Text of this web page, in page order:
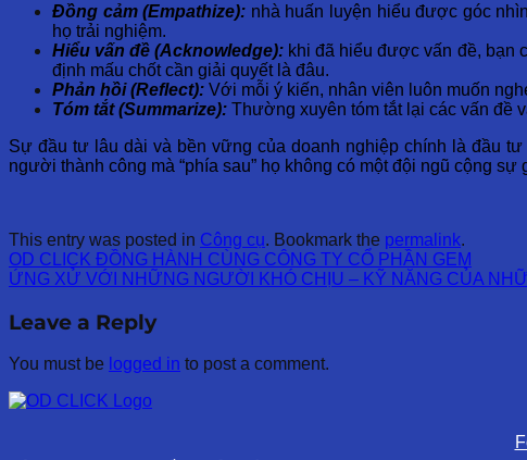
Đồng cảm (Empathize): nhà huấn luyện hiểu được góc
họ trải nghiệm.
Hiểu vấn đề (Acknowledge): khi đã hiểu được vấn đề, bạn
định mấu chốt cần giải quyết là đâu.
Phản hồi (Reflect): Với mỗi ý kiến, nhân viên luôn muốn
Tóm tắt (Summarize): Thường xuyên tóm tắt lại các vấn đề
Sự đầu tư lâu dài và bền vững của doanh nghiệp chính là đầu
người thành công mà “phía sau” họ không có một đội ngũ cộng
This entry was posted in Công cụ. Bookmark the permalink.
OD CLICK ĐỒNG HÀNH CÙNG CÔNG TY CỔ PHẦN GEM
ỨNG XỬ VỚI NHỮNG NGƯỜI KHÓ CHỊU – KỸ NĂNG CỦA
Leave a Reply
You must be logged in to post a comment.